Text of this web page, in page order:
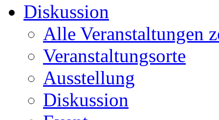
Diskussion
Alle Veranstaltungen
Veranstaltungsorte
Ausstellung
Diskussion